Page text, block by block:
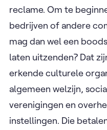
reclame. Om te
bedrijven of andere
mag dan wel een
laten uitzenden? Dat
erkende culturele
algemeen welzijn,
verenigingen en
instellingen. Die